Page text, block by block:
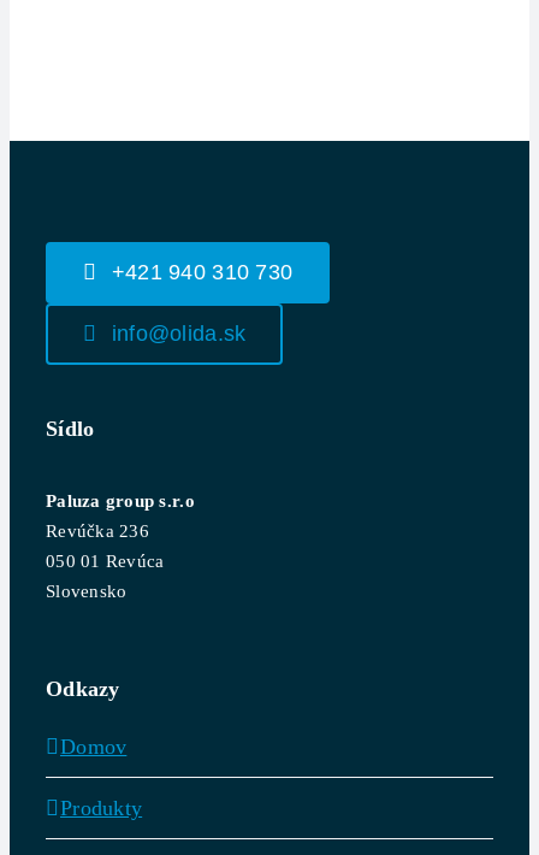
+421 940 310 730
info@olida.sk
Sídlo
Paluza group s.r.o
Revúčka 236
050 01 Revúca
Slovensko
Odkazy
Domov
Produkty